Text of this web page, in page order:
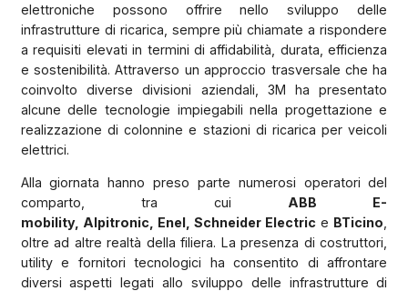
elettroniche possono offrire nello sviluppo delle
infrastrutture di ricarica, sempre più chiamate a rispondere
a requisiti elevati in termini di affidabilità, durata, efficienza
e sostenibilità. Attraverso un approccio trasversale che ha
coinvolto diverse divisioni aziendali, 3M ha presentato
alcune delle tecnologie impiegabili nella progettazione e
realizzazione di colonnine e stazioni di ricarica per veicoli
elettrici.
Alla giornata hanno preso parte numerosi operatori del
comparto, tra cui ABB E-
mobility, Alpitronic, Enel, Schneider Electric e BTicino
oltre ad altre realtà della filiera. La presenza di costruttori,
utility e fornitori tecnologici ha consentito di affrontare
diversi aspetti legati allo sviluppo delle infrastrutture di